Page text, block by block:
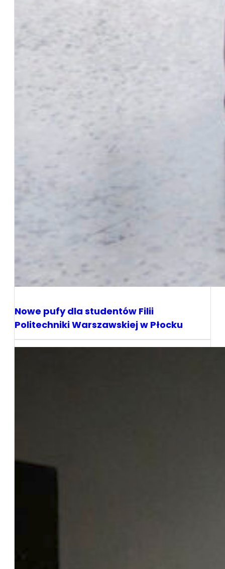
Nowe pufy dla studentów Filii
Politechniki Warszawskiej w Płocku